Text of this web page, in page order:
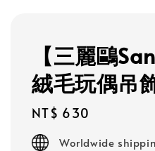
【三麗鷗
絨毛玩偶吊
Regular
price
NT$ 630
Worldwide